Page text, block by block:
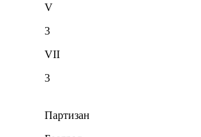
V
3
VII
3
Партизан